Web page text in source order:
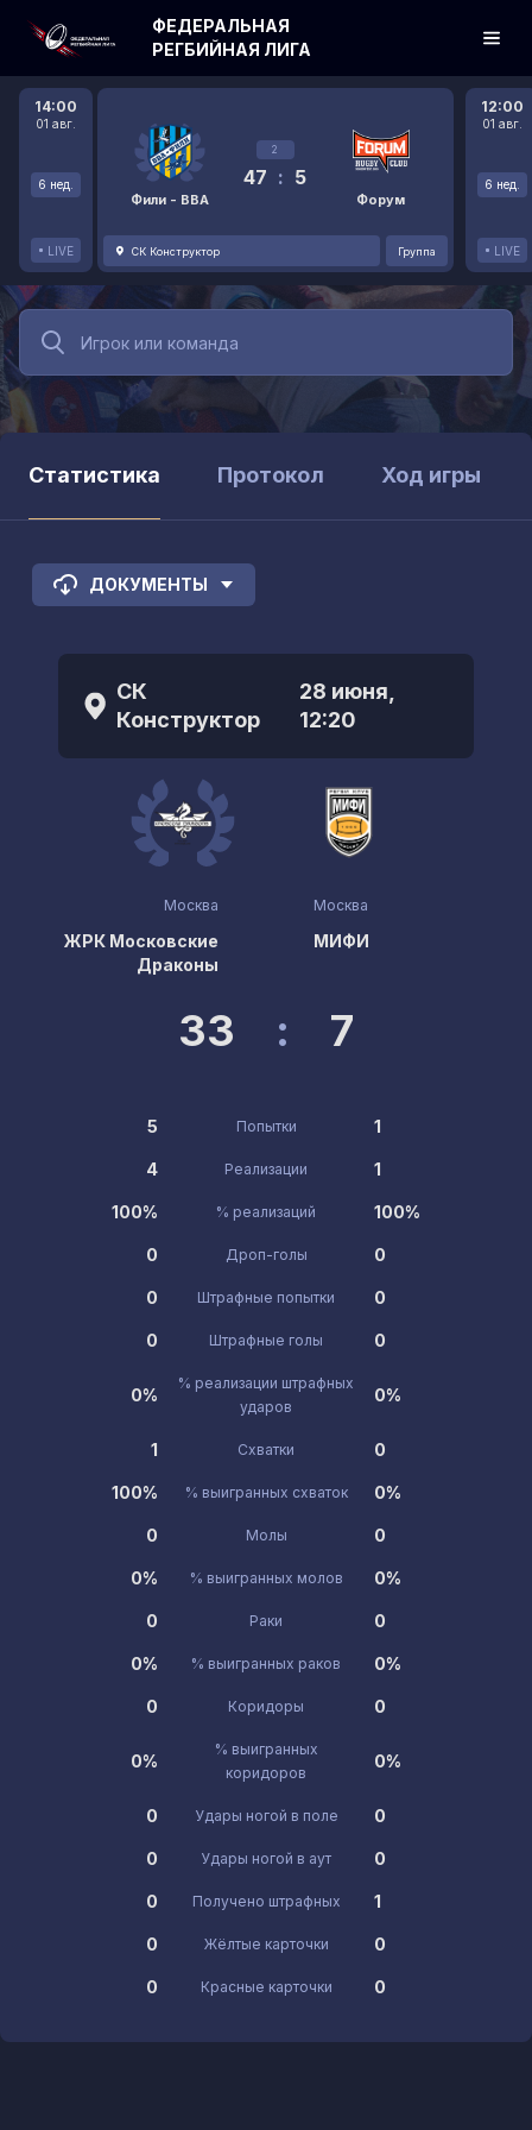
14:00
01 авг.
6 нед.
LIVE
Фили - ВВА
2
47 : 5
Форум
СК Конструктор Группа
12:00
01 авг.
6 нед.
LIVE
ФЕДЕРАЛЬНАЯ
РЕГБИЙНАЯ ЛИГА
Статистика Протокол Ход игры
ДОКУМЕНТЫ
СК
Конструктор
28 июня,
12:20
Москва
ЖРК Московские
Драконы
33 : 7
Москва
МИФИ
5 Попытки 1
4 Реализации 1
100% % реализаций 100%
0 Дроп-голы 0
0 Штрафные попытки 0
0 Штрафные голы 0
0%
% реализации штрафных
ударов
0%
1 Схватки 0
100% % выигранных схваток 0%
0 Молы 0
0% % выигранных молов 0%
0 Раки 0
0% % выигранных раков 0%
0 Коридоры 0
0%
% выигранных
коридоров
0%
0 Удары ногой в поле 0
0 Удары ногой в аут 0
0 Получено штрафных 1
0 Жёлтые карточки 0
0 Красные карточки 0